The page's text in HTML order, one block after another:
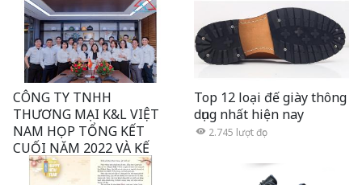
CÔNG TY TNHH
THƯƠNG MẠI K&L VIỆT
NAM HỌP TỔNG KẾT
CUỐI NĂM 2022 VÀ KẾ
HOẠCH CHO NĂM 2023
Top 12 loại đế giày thông
dụng nhất hiện nay
2.745 lượt đọc